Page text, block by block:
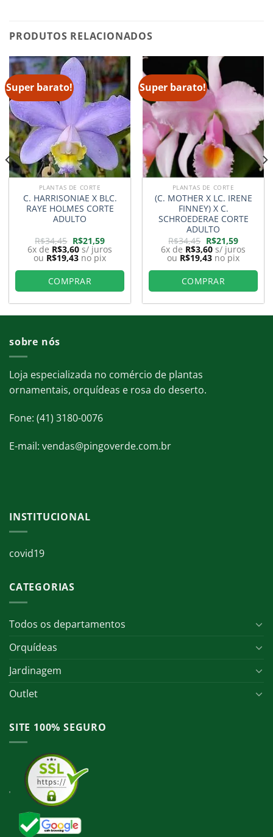
PRODUTOS RELACIONADOS
Super barato!
PLANTAS DE CORTE
C. HARRISONIAE X BLC.
RAYE HOLMES CORTE
ADULTO
R$34,45 O
preço
original
era:
R$34,45.
R$21,59O
preço
atual
é:
R$21,59.
6x de R$3,60 s/ juros
ou R$19,43 no pix
COMPRAR
Super barato!
PLANTAS DE CORTE
(C. MOTHER X LC. IRENE
FINNEY) X C.
SCHROEDERAE CORTE
ADULTO
R$34,45 O
preço
original
era:
R$34,45.
R$21,59O
preço
atual
é:
R$21,59.
6x de R$3,60 s/ juros
ou R$19,43 no pix
COMPRAR
sobre nós
Loja especializada no comércio de plantas
ornamentais, orquídeas e rosa do deserto.
Fone: (41) 3180-0076
E-mail: vendas@pingoverde.com.br
INSTITUCIONAL
covid19
CATEGORIAS
Todos os departamentos
Orquídeas
Jardinagem
Outlet
SITE 100% SEGURO